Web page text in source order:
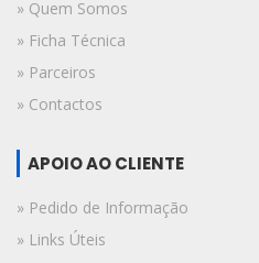
» Quem Somos
» Ficha Técnica
» Parceiros
» Contactos
APOIO AO CLIENTE
» Pedido de Informação
» Links Úteis